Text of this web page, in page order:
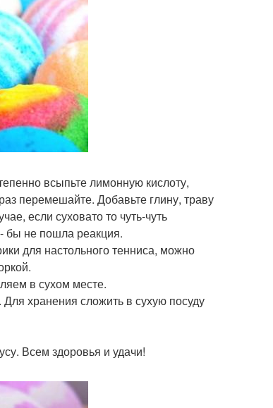
всыпьте лимонную кислоту,
перемешайте. Добавьте глину, траву
если суховато то чуть-чуть
бы не пошла реакция.
для настольного тенниса, можно
в сухом месте.
хранения сложить в сухую посуду
Всем здоровья и удачи!